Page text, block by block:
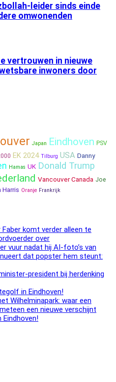
leider sinds einde
omwonenden
vertrouwen in nieuwe
inwoners door
Japan Eindhoven PSV
EK 2024 Tilburg USA Danny
Hamas UK Donald Trump
Vancouver Canada Joe
Harris Oranje Frankrijk
komt verder alleen te
over
vuur nadat hij AI-foto’s van
dat popster hem steunt:
president bij herdenking
in Eindhoven!
Wilhelminapark: waar een
een nieuwe verschijnt